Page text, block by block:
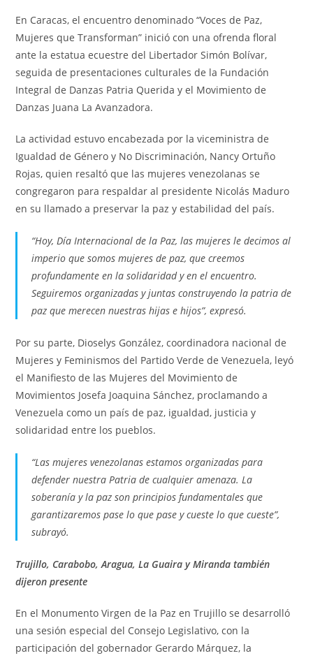
En Caracas, el encuentro denominado “Voces de Paz,
Mujeres que Transforman” inició con una ofrenda floral
ante la estatua ecuestre del Libertador Simón Bolívar,
seguida de presentaciones culturales de la Fundación
Integral de Danzas Patria Querida y el Movimiento de
Danzas Juana La Avanzadora.
La actividad estuvo encabezada por la viceministra de
Igualdad de Género y No Discriminación, Nancy Ortuño
Rojas, quien resaltó que las mujeres venezolanas se
congregaron para respaldar al presidente Nicolás Maduro
en su llamado a preservar la paz y estabilidad del país.
“Hoy, Día Internacional de la Paz, las mujeres le decimos al
imperio que somos mujeres de paz, que creemos
profundamente en la solidaridad y en el encuentro.
Seguiremos organizadas y juntas construyendo la patria de
paz que merecen nuestras hijas e hijos”, expresó.
Por su parte, Dioselys González, coordinadora nacional de
Mujeres y Feminismos del Partido Verde de Venezuela, leyó
el Manifiesto de las Mujeres del Movimiento de
Movimientos Josefa Joaquina Sánchez, proclamando a
Venezuela como un país de paz, igualdad, justicia y
solidaridad entre los pueblos.
“Las mujeres venezolanas estamos organizadas para
defender nuestra Patria de cualquier amenaza. La
soberanía y la paz son principios fundamentales que
garantizaremos pase lo que pase y cueste lo que cueste”,
subrayó.
Trujillo, Carabobo, Aragua, La Guaira y Miranda también
dijeron presente
En el Monumento Virgen de la Paz en Trujillo se desarrolló
una sesión especial del Consejo Legislativo, con la
participación del gobernador Gerardo Márquez, la